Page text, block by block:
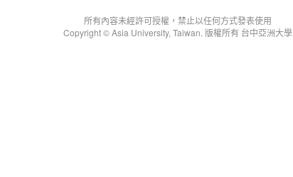
所有內容未經許可授權，禁止以任何方式發表使用
Copyright © Asia University, Taiwan. 版權所有 台中亞洲大學